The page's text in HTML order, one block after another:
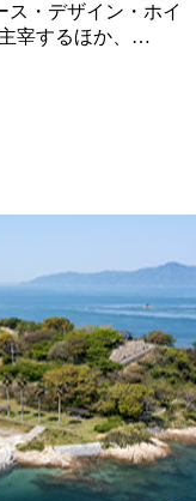
ス・デザイン・ホイ
主宰するほか、…